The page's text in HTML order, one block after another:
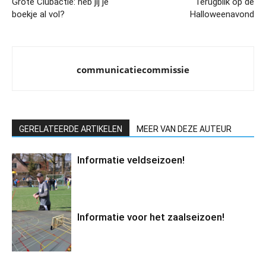
boekje al vol?
Halloweenavond
communicatiecommissie
GERELATEERDE ARTIKELEN MEER VAN DEZE AUTEUR
Informatie veldseizoen!
Informatie voor het zaalseizoen!